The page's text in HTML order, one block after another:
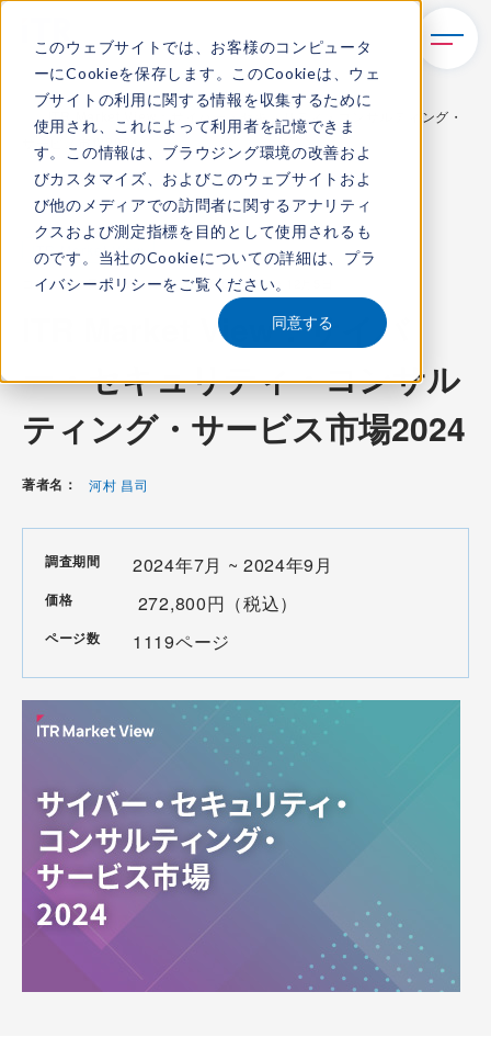
このウェブサイトでは、お客様のコンピュータ
ーにCookieを保存します。このCookieは、ウェ
ブサイトの利用に関する情報を収集するために
使用され、これによって利用者を記憶できま
す。この情報は、ブラウジング環境の改善およ
びカスタマイズ、およびこのウェブサイトおよ
び他のメディアでの訪問者に関するアナリティ
クスおよび測定指標を目的として使用されるも
のです。当社のCookieについての詳細は、 プラ
イバシーポリシーをご覧ください。
同意する
TOP
レポート・ライブラリ
ITR Market View：サイバー・セキュリティ・コンサルティング・
サービス市場2024
ITR Market View
コンテンツ番号：M-24002300発刊日：2024年12月5日
ITR Market View：サイバ
ー・セキュリティ・コンサル
ティング・サービス市場2024
著者名： 河村 昌司
調査期間 2024年7月 ~ 2024年9月
価格 272,800円（税込）
ページ数 1119ページ